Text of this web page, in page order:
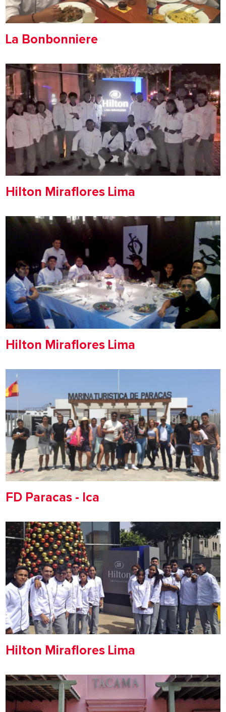
La Bonbonniere
Hilton Miraflores Lima
Hilton Miraflores Lima
FD Paracas - Ica
Hilton Miraflores Lima